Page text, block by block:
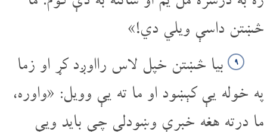
څښتن داسې ویلي دي!»
۹ بیا څښتن خپل لاس را‌اوږد کړ او زما
په خوله یې کېښود او ما ته یې وویل: «واوره،
ما درته هغه خبرې وښودلې چې باید ویې